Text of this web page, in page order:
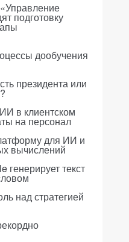
подготовку
дообучения
президента или
в клиентском
на персонал
для ИИ и
вычислений
текст
над стратегией